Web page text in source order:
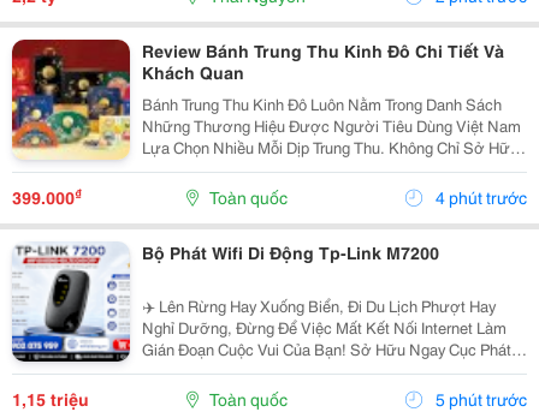
Review Bánh Trung Thu Kinh Đô Chi Tiết Và
Khách Quan
Bánh Trung Thu Kinh Đô Luôn Nằm Trong Danh Sách
Những Thương Hiệu Được Người Tiêu Dùng Việt Nam
Lựa Chọn Nhiều Mỗi Dịp Trung Thu. Không Chỉ Sở Hữu
Hương Vị Quen Thuộc, Kinh Đô Còn Liên Tục Cải Tiến
Mẫu Mã Và Đa Dạng Dòng Sản Phẩm Để Đáp Ứng
Nhiều Nhu...
399.000₫ Toàn quốc 4 phút trước
Bộ Phát Wifi Di Động Tp-Link M7200
✈️ Lên Rừng Hay Xuống Biển, Đi Du Lịch Phượt Hay
Nghỉ Dưỡng, Đừng Để Việc Mất Kết Nối Internet Làm
Gián Đoạn Cuộc Vui Của Bạn! Sở Hữu Ngay Cục Phát
Wifi Di Động "Nhỏ Nhưng Có Võ" Này Để Tha Hồ Lướt
Web, Check-In Sống Ảo, Video Call Cho Người Thân...
1,15 triệu Toàn quốc 5 phút trước